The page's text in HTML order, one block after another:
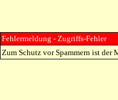
Fehlermeldung - Zugriffs-Fehler
Zum Schutz vor Spammern ist